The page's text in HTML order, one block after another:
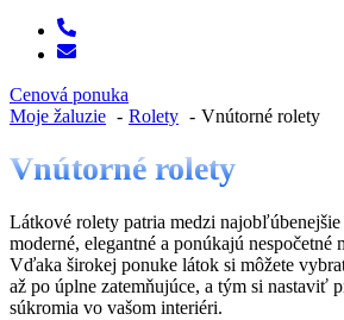
Cenová ponuka
Moje žaluzie
Rolety Vnútorné rolety
Vnútorné rolety
Látkové rolety patria medzi
moderné, elegantné a ponúkajú nespočetné
Vďaka širokej ponuke látok si môžete
až po úplne zatemňujúce, a tým si nastaviť
súkromia vo vašom interiéri.